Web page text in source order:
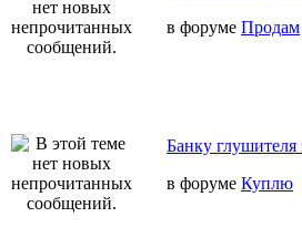
в форуме Продам
Банку
в форуме Куплю